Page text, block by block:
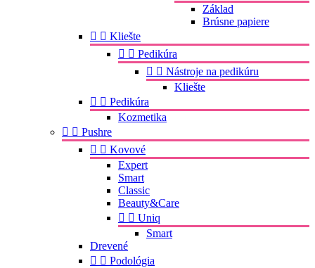
Základ
Brúsne papiere
  Kliešte
  Pedikúra
  Nástroje na pedikúru
Kliešte
  Pedikúra
Kozmetika
  Pushre
  Kovové
Expert
Smart
Classic
Beauty&Care
  Uniq
Smart
Drevené
  Podológia